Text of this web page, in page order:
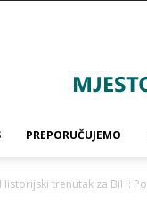
PREPORUČUJEMO
Historijski trenutak za BiH: